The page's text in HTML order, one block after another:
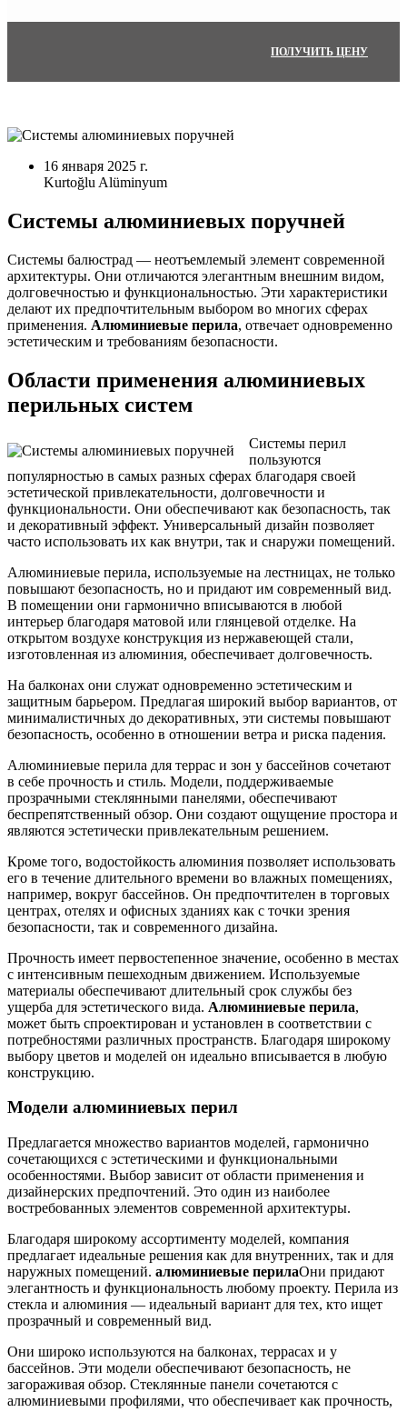
ПОЛУЧИТЬ ЦЕНУ
16 января 2025 г.
Системы алюминиевых поручней
Системы балюстрад — неотъемлемый элемент современной
архитектуры. Они отличаются элегантным внешним видом,
долговечностью и функциональностью. Эти характеристики
делают их предпочтительным выбором во многих сферах
применения. Алюминиевые перила, отвечает одновременно
эстетическим и требованиям безопасности.
Области применения алюминиевых
перильных систем
Системы перил
пользуются
популярностью в самых разных сферах благодаря своей
эстетической привлекательности, долговечности и
функциональности. Они обеспечивают как безопасность, так
и декоративный эффект. Универсальный дизайн позволяет
часто использовать их как внутри, так и снаружи помещений.
Алюминиевые перила, используемые на лестницах, не только
повышают безопасность, но и придают им современный вид.
В помещении они гармонично вписываются в любой
интерьер благодаря матовой или глянцевой отделке. На
открытом воздухе конструкция из нержавеющей стали,
изготовленная из алюминия, обеспечивает долговечность.
На балконах они служат одновременно эстетическим и
защитным барьером. Предлагая широкий выбор вариантов, от
минималистичных до декоративных, эти системы повышают
безопасность, особенно в отношении ветра и риска падения.
Алюминиевые перила для террас и зон у бассейнов сочетают
в себе прочность и стиль. Модели, поддерживаемые
прозрачными стеклянными панелями, обеспечивают
беспрепятственный обзор. Они создают ощущение простора и
являются эстетически привлекательным решением.
Кроме того, водостойкость алюминия позволяет использовать
его в течение длительного времени во влажных помещениях,
например, вокруг бассейнов. Он предпочтителен в торговых
центрах, отелях и офисных зданиях как с точки зрения
безопасности, так и современного дизайна.
Прочность имеет первостепенное значение, особенно в местах
с интенсивным пешеходным движением. Используемые
материалы обеспечивают длительный срок службы без
ущерба для эстетического вида. Алюминиевые перила,
может быть спроектирован и установлен в соответствии с
потребностями различных пространств. Благодаря широкому
выбору цветов и моделей он идеально вписывается в любую
конструкцию.
Модели алюминиевых перил
Предлагается множество вариантов моделей, гармонично
сочетающихся с эстетическими и функциональными
особенностями. Выбор зависит от области применения и
дизайнерских предпочтений. Это один из наиболее
востребованных элементов современной архитектуры.
Благодаря широкому ассортименту моделей, компания
предлагает идеальные решения как для внутренних, так и для
наружных помещений. алюминиевые перилаОни придают
элегантность и функциональность любому проекту. Перила из
стекла и алюминия — идеальный вариант для тех, кто ищет
прозрачный и современный вид.
Они широко используются на балконах, террасах и у
бассейнов. Эти модели обеспечивают безопасность, не
загораживая обзор. Стеклянные панели сочетаются с
алюминиевыми профилями, что обеспечивает как прочность,